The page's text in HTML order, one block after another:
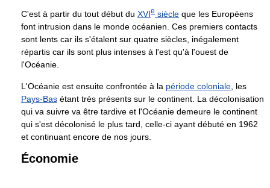
C'est à partir du tout début du XVIe siècle que les Européens
font intrusion dans le monde océanien. Ces premiers contacts
sont lents car ils s'étalent sur quatre siècles, inégalement
répartis car ils sont plus intenses à l'est qu'à l'ouest de
l'Océanie.
L'Océanie est ensuite confrontée à la période coloniale , les
Pays-Bas étant très présents sur le continent. La décolonisation
qui va suivre va être tardive et l'Océanie demeure le continent
qui s'est décolonisé le plus tard, celle-ci ayant débuté en 1962
et continuant encore de nos jours.
Économie